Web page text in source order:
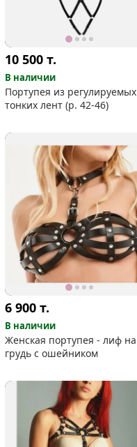
10 500т.
В наличии
Портупея из регулируемых
тонких лент (р. 42-46)
6 900т.
В наличии
Женская портупея - лиф на
грудь с ошейником